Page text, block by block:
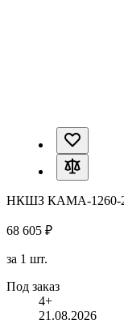
НКШЗ КАМА-1260-2
68 605 ₽
за 1 шт.
Под заказ
4+
21.08.2026